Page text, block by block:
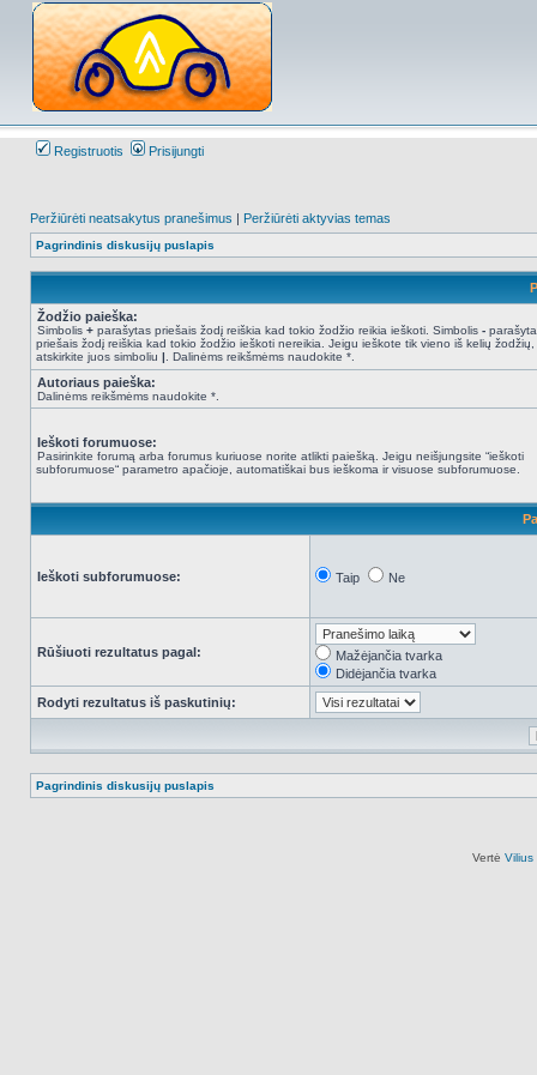
Registruotis Prisijungti
Peržiūrėti neatsakytus pranešimus | Peržiūrėti aktyvias temas
Pagrindinis diskusijų puslapis
Žodžio paieška:
Simbolis + parašytas priešais žodį reiškia kad tokio žodžio reikia ieškoti. Simbolis -
priešais žodį reiškia kad tokio žodžio ieškoti nereikia. Jeigu ieškote tik vieno iš kelių žodžių,
atskirkite juos simboliu | . Dalinėms reikšmėms naudokite *.
Autoriaus paieška:
Dalinėms reikšmėms naudokite *.
Ieškoti forumuose:
Pasirinkite forumą arba forumus kuriuose norite atlikti paiešką. Jeigu neišjungsite “ieškoti
subforumuose“ parametro apačioje, automatiškai bus ieškoma ir visuose subforumuose.
Ieškoti subforumuose: Taip Ne
Rūšiuoti rezultatus pagal:
Mažėjančia tvarka
Didėjančia tvarka
Rodyti rezultatus iš paskutinių:
Pagrindinis diskusijų puslapis
Vertė Vilius